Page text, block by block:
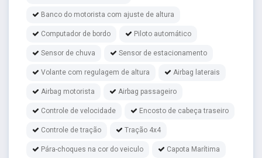
Banco do motorista com ajuste de altura
Computador de bordo Piloto automático
Sensor de chuva Sensor de estacionamento
Volante com regulagem de altura Airbag laterais
Airbag motorista Airbag passageiro
Controle de velocidade Encosto de cabeça traseiro
Controle de tração Tração 4x4
Pára-choques na cor do veiculo Capota Marítima